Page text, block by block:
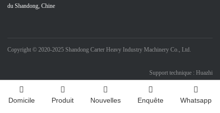
du Shandong, Chine
Copyright © 2020-2025 Shandong Carter Heavy Industry Machinery Co., Ltd.
Support technique : Huazhi
Domicile Produit Nouvelles Enquête Whatsapp